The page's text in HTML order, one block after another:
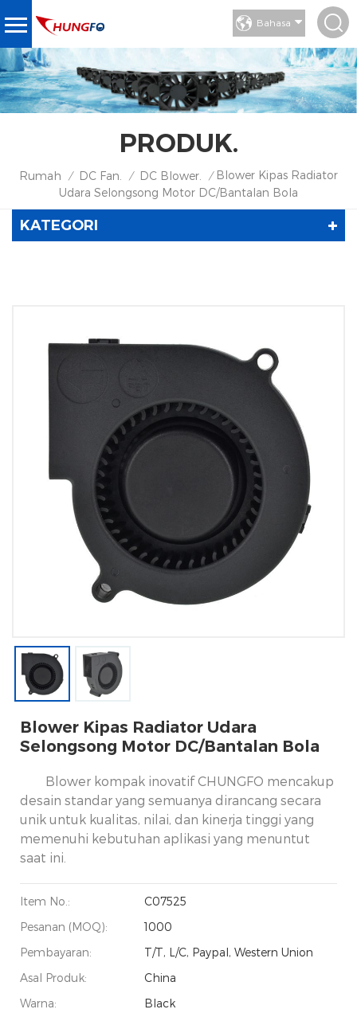
Bahasa
PRODUK.
Rumah / DC Fan. / DC Blower. / Blower Kipas Radiator
Udara Selongsong Motor DC/Bantalan Bola
KATEGORI
Blower Kipas Radiator Udara
Selongsong Motor DC/Bantalan Bola
Blower kompak inovatif CHUNGFO mencakup
desain standar yang semuanya dirancang secara
unik untuk kualitas, nilai, dan kinerja tinggi yang
memenuhi kebutuhan aplikasi yang menuntut
saat ini.
Item No.:
C07525
Pesanan (MOQ):
1000
Pembayaran:
T/T, L/C, Paypal, Western Union
Asal Produk:
China
Warna:
Black